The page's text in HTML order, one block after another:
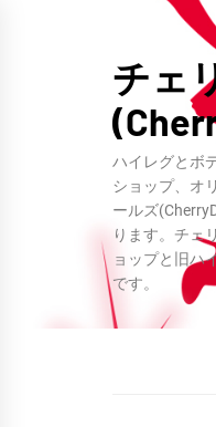
チェ
ハイレグとボ
ショップ、オ
ールズ
ります。チェ
ョップと旧ハ
です。